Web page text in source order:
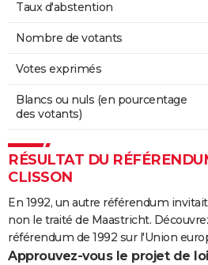
Taux d'abstention
Nombre de votants
Votes exprimés
Blancs ou nuls (en pourcentage
des votants)
RÉSULTAT DU
CLISSON
En 1992, un autre référendum
non le traité de Maastricht.
référendum de 1992 sur l'Union
Approuvez-vous le projet de